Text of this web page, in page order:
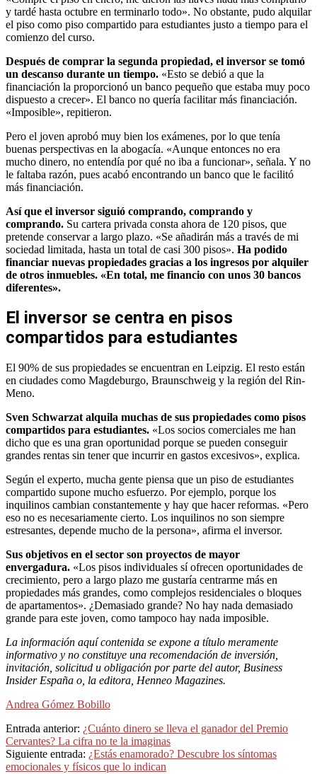
y tardé hasta octubre en terminarlo todo». No obstante, pudo alquilar
el piso como piso compartido para estudiantes justo a tiempo para el
comienzo del curso.
Después de comprar la segunda propiedad, el inversor se tomó
un descanso durante un tiempo. «Esto se debió a que la
financiación la proporcionó un banco pequeño que estaba muy poco
dispuesto a crecer». El banco no quería facilitar más financiación.
«Imposible», repitieron.
Pero el joven aprobó muy bien los exámenes, por lo que tenía
buenas perspectivas en la abogacía. «Aunque entonces no era
mucho dinero, no entendía por qué no iba a funcionar», señala. Y no
le faltaba razón, pues acabó encontrando un banco que le facilitó
más financiación.
Así que el inversor siguió comprando, comprando y
comprando. Su cartera privada consta ahora de 120 pisos, que
pretende conservar a largo plazo. «Se añadirán más a través de mi
sociedad limitada, hasta un total de casi 300 pisos». Ha podido
financiar nuevas propiedades gracias a los ingresos por alquiler
de otros inmuebles. «En total, me financio con unos 30 bancos
diferentes».
El inversor se centra en pisos
compartidos para estudiantes
El 90% de sus propiedades se encuentran en Leipzig. El resto están
en ciudades como Magdeburgo, Braunschweig y la región del Rin-
Meno.
Sven Schwarzat alquila muchas de sus propiedades como pisos
compartidos para estudiantes. «Los socios comerciales me han
dicho que es una gran oportunidad porque se pueden conseguir
grandes rentas sin tener que incurrir en gastos excesivos», explica.
Según el experto, mucha gente piensa que un piso de estudiantes
compartido supone mucho esfuerzo. Por ejemplo, porque los
inquilinos cambian constantemente y hay que hacer reformas. «Pero
eso no es necesariamente cierto. Los inquilinos no son siempre
estresantes, depende mucho de la persona», afirma el inversor.
Sus objetivos en el sector son proyectos de mayor
envergadura. «Los pisos individuales sí ofrecen oportunidades de
crecimiento, pero a largo plazo me gustaría centrarme más en
propiedades más grandes, como complejos residenciales o bloques
de apartamentos». ¿Demasiado grande? No hay nada demasiado
grande para este joven, como tampoco hay nada imposible.
La información aquí contenida se expone a título meramente
informativo y no constituye una recomendación de inversión,
invitación, solicitud u obligación por parte del autor, Business
Insider España o, la editora, Henneo Magazines.
Andrea Gómez Bobillo
2024-
11-
14
Entrada anterior: ¿Cuánto dinero se lleva el ganador del Premio
Cervantes? La cifra no te la imaginas
Siguiente entrada: ¿Estás enamorado? Descubre los síntomas
emocionales y físicos que lo indican